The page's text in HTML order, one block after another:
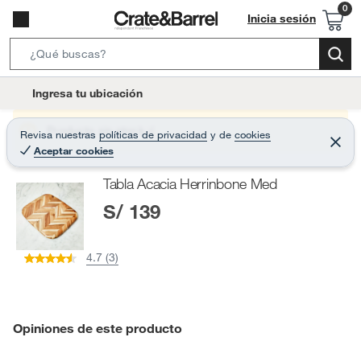
Inicia sesión
e
r
c
B
t
n
Ingresa tu ubicación
Revisa nuestras políticas de privacidad y de cookies
Aceptar cookies
C
e
r
Producto sin stock :(
Tabla Acacia Herrinbone Med
S/ 139
4.7 (3)
Opiniones de este producto